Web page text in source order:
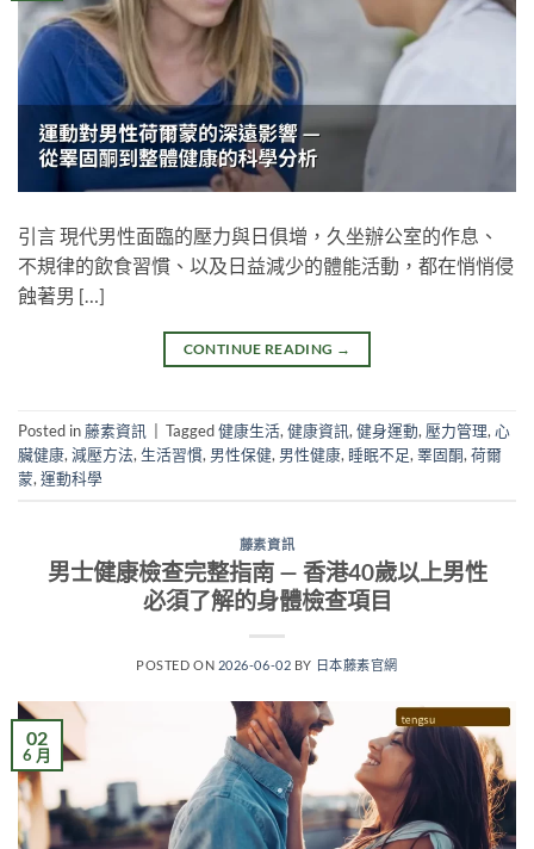
引言 現代男性面臨的壓力與日俱增，久坐辦公室的作息、
不規律的飲食習慣、以及日益減少的體能活動，都在悄悄侵
蝕著男 […]
CONTINUE READING →
Posted in藤素資訊 Tagged健康生活,健康資訊,健身運動, 壓力管理,心
臟健康,減壓方法,生活習慣, 男性保健, 男性健康, 睡眠不足,睪固酮,荷爾
蒙,運動科學
藤素資訊
男士健康檢查完整指南 — 香港40歲以上男性
必須了解的身體檢查項目
POSTED ON 2026-06-02 BY 日本藤素官網
02
6 月